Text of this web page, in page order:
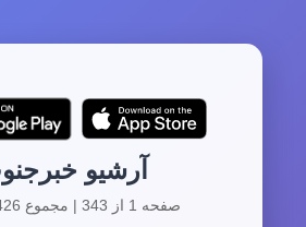
آرشیو
صفحه 1 از 343 | مجموع 3426 آرشیو